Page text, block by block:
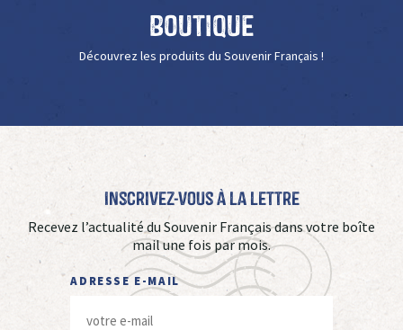
Boutique
Découvrez les produits du Souvenir Français !
Inscrivez-vous à La Lettre
Recevez l’actualité du Souvenir Français dans votre boîte
mail une fois par mois.
ADRESSE E-MAIL